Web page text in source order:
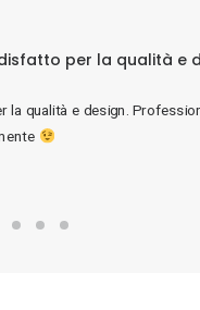
la qualità e design.
per la qualità